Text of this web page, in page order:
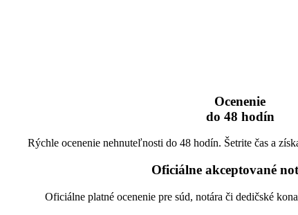
Ocenenie
do 48 hodín
Rýchle ocenenie nehnuteľnosti do 48 hodín. Šetrite čas a
Oficiálne akceptované
Oficiálne platné ocenenie pre súd, notára či dedičské